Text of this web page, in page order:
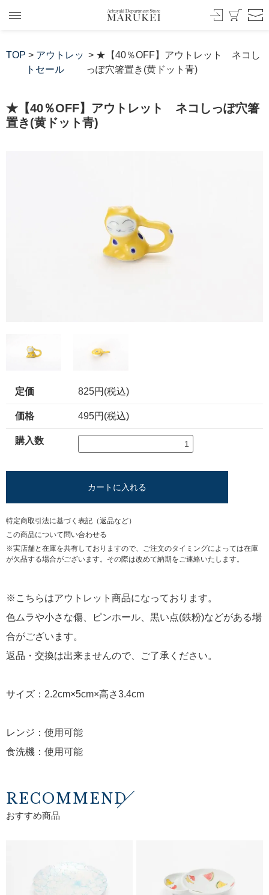
TOP > アウトレッ
トセール
> ★【40％OFF】アウトレット ネコし
っぽ穴箸置き(黄ドット青)
★【40％OFF】アウトレット ネコしっぽ穴箸
置き(黄ドット青)
定価 825円(税込)
価格 495円(税込)
購入数
カートに入れる
特定商取引法に基づく表記（返品など）
この商品について問い合わせる
※実店舗と在庫を共有しておりますので、ご注文のタイミングによっては在庫
が欠品する場合がございます。その際は改めて納期をご連絡いたします。
※こちらはアウトレット商品になっております。
色ムラや小さな傷、ピンホール、黒い点(鉄粉)などがある場
合がございます。
返品・交換は出来ませんので、ご了承ください。
サイズ：2.2cm×5cm×高さ3.4cm
レンジ：使用可能
食洗機：使用可能
RECOMMEND
おすすめ商品